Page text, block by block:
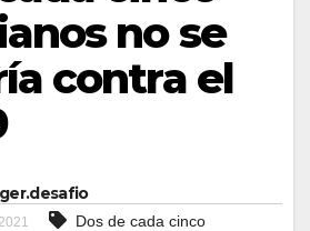
no se
contra el
Dos de cada cinco